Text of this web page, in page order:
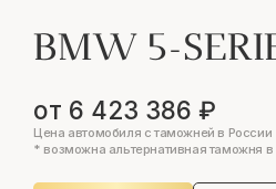
BMW 5-
от 6 423 386 ₽
Цена автомобиля с таможней в России
* возможна альтернативная таможня